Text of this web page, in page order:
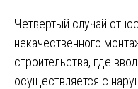
Четвертый случай
некачественного
строительства, где
осуществляется с